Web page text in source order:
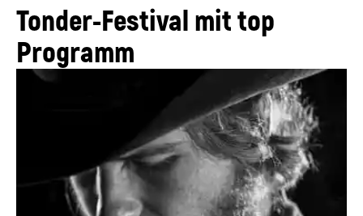
Tonder-Festival mit top
Programm